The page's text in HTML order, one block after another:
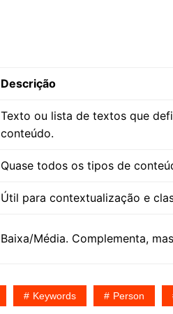
Descrição
Texto ou lista de textos que
conteúdo.
Quase todos os tipos de
Útil para contextualização e
Baixa/Média. Complementa,
Keywords Person